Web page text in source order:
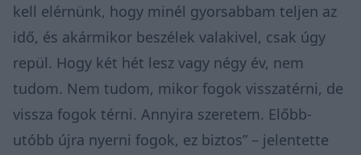
kell elérnünk, hogy minél gyorsabbam teljen az
idő, és akármikor beszélek valakivel, csak úgy
repül. Hogy két hét lesz vagy négy év, nem
tudom. Nem tudom, mikor fogok visszatérni, de
vissza fogok térni. Annyira szeretem. Előbb-
utóbb újra nyerni fogok, ez biztos” – jelentette